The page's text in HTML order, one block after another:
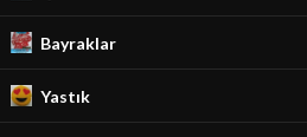
Bayraklar
Yastık